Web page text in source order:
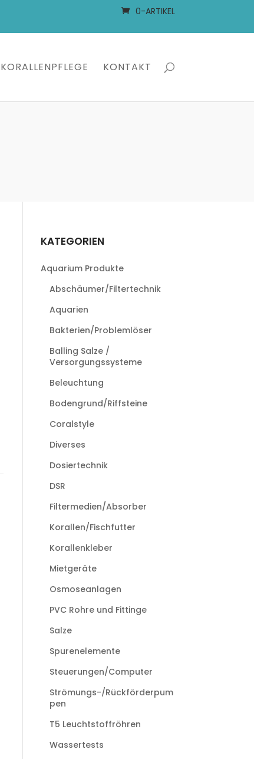
0-ARTIKEL
KORALLENPFLEGE KONTAKT
KATEGORIEN
Aquarium Produkte
Abschäumer/Filtertechnik
Aquarien
Bakterien/Problemlöser
Balling Salze /
Versorgungssysteme
Beleuchtung
Bodengrund/Riffsteine
Coralstyle
Diverses
Dosiertechnik
DSR
Filtermedien/Absorber
Korallen/Fischfutter
Korallenkleber
Mietgeräte
Osmoseanlagen
PVC Rohre und Fittinge
Salze
Spurenelemente
Steuerungen/Computer
Strömungs-/Rückförderpum
pen
T5 Leuchtstoffröhren
Wassertests